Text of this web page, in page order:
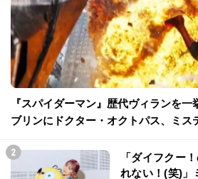
『スパイダーマン』歴代ヴィランを
ブリンにドクター・オクトパス、ミス
「ダイフクー
れない！(笑)」